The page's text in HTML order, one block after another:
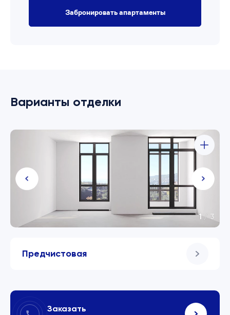
Забронировать апартаменты
Варианты отделки
Предчистовая
1 /3
Заказать